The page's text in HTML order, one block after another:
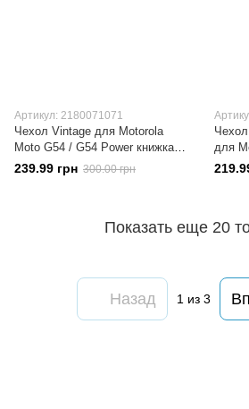
Артикул: 2180071071
Чехол Vintage для Motorola
Moto G54 / G54 Power книжка
кожа PU с визитницей розовый
239.99 грн 300.00 грн
для
Power
Показать еще 20
Назад 1 из 3